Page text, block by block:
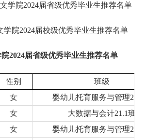
学院2024届省级优秀毕业生推荐名单
2024届校级优秀毕业生推荐名单
院2024届省级优秀毕业生推荐名单
性别
班级
女
婴幼儿托育服务与管理21.2
女
大数据与会计21.1班
女
婴幼儿托育服务与管理21.3